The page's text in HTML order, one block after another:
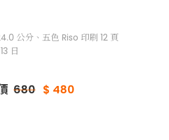
公分、五色 Riso 印刷 12 頁
日
680 $ 480